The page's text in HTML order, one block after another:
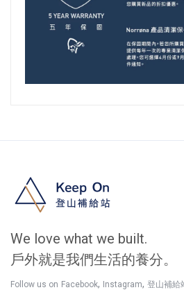
We love what we built.
戶外就是我們生活的養分。
Follow us on Facebook, Instagram, 登山補給